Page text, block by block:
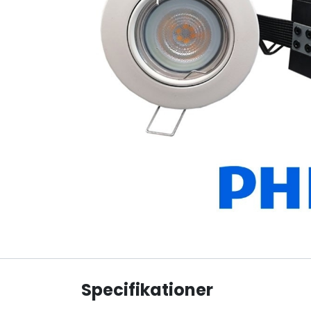
Specifikationer